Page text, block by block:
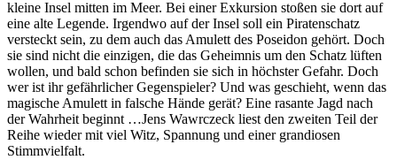
kleine Insel mitten im Meer. Bei einer Exkursion stoßen sie dort auf
eine alte Legende. Irgendwo auf der Insel soll ein Piratenschatz
versteckt sein, zu dem auch das Amulett des Poseidon gehört. Doch
sie sind nicht die einzigen, die das Geheimnis um den Schatz lüften
wollen, und bald schon befinden sie sich in höchster Gefahr. Doch
wer ist ihr gefährlicher Gegenspieler? Und was geschieht, wenn das
magische Amulett in falsche Hände gerät? Eine rasante Jagd nach
der Wahrheit beginnt …Jens Wawrczeck liest den zweiten Teil der
Reihe wieder mit viel Witz, Spannung und einer grandiosen
Stimmvielfalt.